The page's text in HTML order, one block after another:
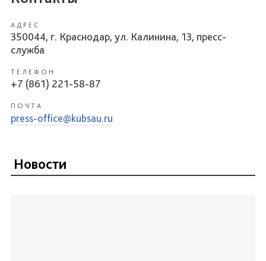
АДРЕС
350044, г. Краснодар, ул. Калинина, 13, пресс-
служба
ТЕЛЕФОН
+7 (861) 221-58-87
ПОЧТА
press-office@kubsau.ru
Новости